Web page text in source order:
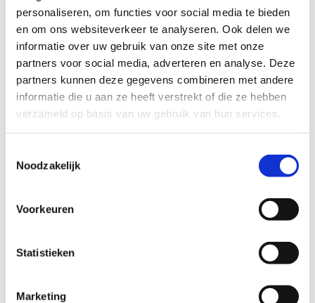
personaliseren, om functies voor social media te bieden
en om ons websiteverkeer te analyseren. Ook delen we
informatie over uw gebruik van onze site met onze
partners voor social media, adverteren en analyse. Deze
partners kunnen deze gegevens combineren met andere
informatie die u aan ze heeft verstrekt of die ze hebben
verzameld op basis van uw gebruik van hun services.
Noodzakelijk
Voorkeuren
Statistieken
Marketing
TE086 Fries paard groot
Formaat
Kleur: Brons patina
€ 158,26
Aanvraag informatie / bestellen
Artikelnummer: TE086